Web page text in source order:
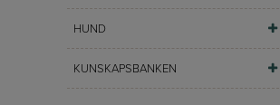
HUND
KUNSKAPSBANKEN